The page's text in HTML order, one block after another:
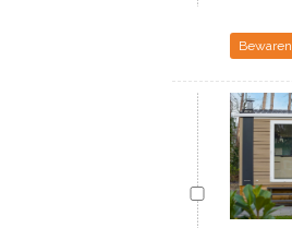
Bewaren